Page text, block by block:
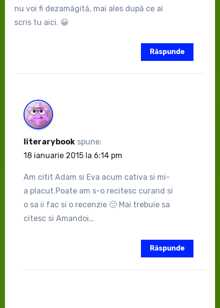
nu voi fi dezamăgită, mai ales după ce ai
scris tu aici. 😀
Răspunde
literarybook spune:
18 ianuarie 2015 la 6:14 pm
Am citit Adam si Eva acum cativa si mi-
a placut.Poate am s-o recitesc curand si
o sa ii fac si o recenzie 🙂 Mai trebuie sa
citesc si Amandoi…
Răspunde